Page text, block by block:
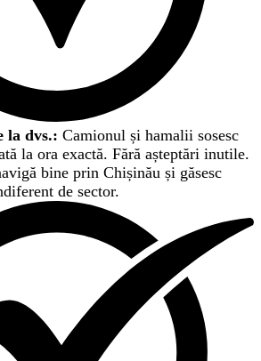
la dvs.: Camionul și hamalii sosesc
la ora exactă. Fără așteptări inutile.
bine prin Chișinău și găsesc
de sector.